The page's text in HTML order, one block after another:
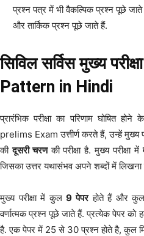
प्रश्न पत्र में भी वैकल्पिक प्रश्न पूछे
और तार्किक प्रश्न पूछे जाते हैं.
सिविल सर्विस मुख्य
Pattern in Hindi
प्रारंभिक परीक्षा का परिणाम घोषित
prelims Exam उत्तीर्ण करते हैं, उन्हें मुख्य
कीदूसरी चरणकी परीक्षा है. मुख्य परीक्षा में
जिसका उत्तर यथासंभव अपने शब्दों में लिखना
मुख्य परीक्षा में कुल9 पेपरहोते हैं और कुल
वर्णात्मक प्रश्न पूछे जाते हैं. प्रत्येक पेपर
है. एक पेपर में 25 से 30 प्रश्न होते है, कुल